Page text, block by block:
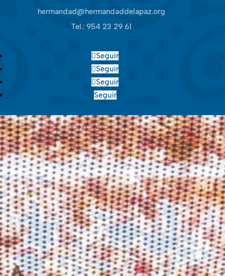
hermandad@hermandaddelapaz.org
Tel.: 954 23 29 61
Seguir
Seguir
Seguir
Seguir